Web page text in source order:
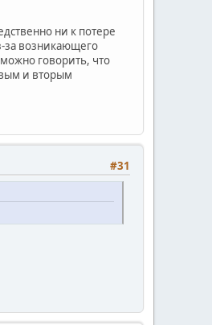
ни к потере
за возникающего
говорить, что
и вторым
#31